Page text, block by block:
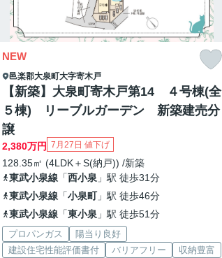
NEW
邑楽郡大泉町大字寄木戸
【新築】大泉町寄木戸第14 ４号棟(全
５棟) リーブルガーデン 新築建売分
譲
2,380万円 7月27日 値下げ
128.35㎡ (4LDK＋S(納戸)) /新築
東武小泉線「西小泉 」駅 徒歩31分
東武小泉線「小泉町」駅 徒歩46分
東武小泉線「東小泉 」駅 徒歩51分
プロパンガス
陽当り良好
建設住宅性能評価書付
バリアフリー
収納豊富